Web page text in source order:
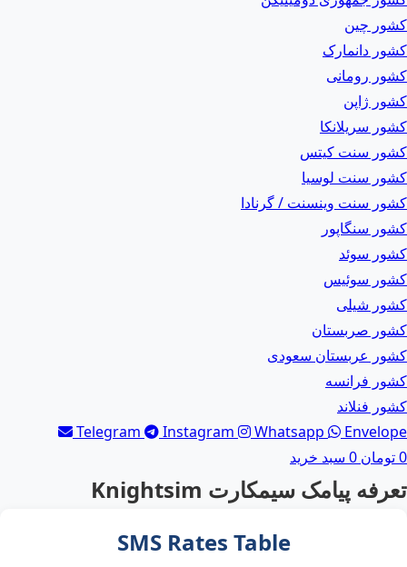
کشور چین
کشور دانمارک
کشور رومانی
کشور ژاپن
کشور سریلانکا
کشور سنت کیتس
کشور سنت لوسیا
کشور سنت وینسنت / گرنادا
کشور سنگاپور
کشور سوئد
کشور سوئیس
کشور شیلی
کشور صربستان
کشور عربستان سعودی
کشور فرانسه
کشور فنلاند
Telegram
Instagram Whatsapp
Envelope
0تومان 0 سبد خرید
تعرفه پیامک سیمکارت Knightsim
SMS Rates Table